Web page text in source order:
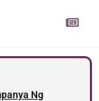
Ng